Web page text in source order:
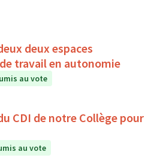
deux espaces
travail en autonomie
au vote
CDI de notre Collège pour
au vote